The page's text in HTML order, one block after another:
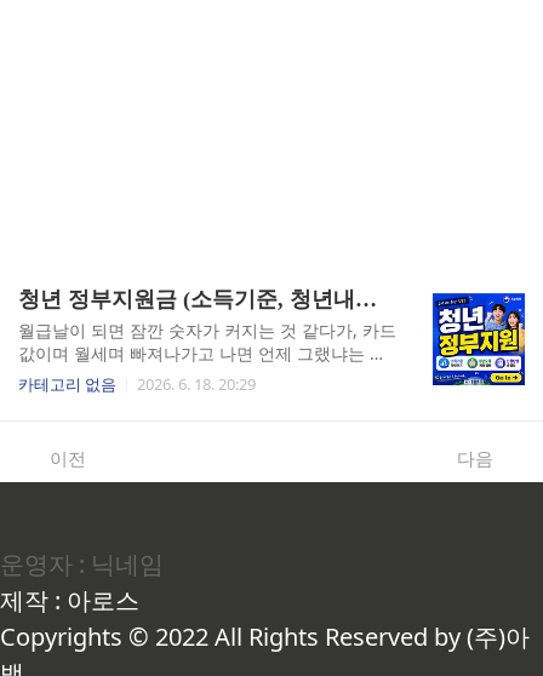
청년 정부지원금 (소득기준, 청년내일저축계좌, 신청방법)
월급날이 되면 잠깐 숫자가 커지는 것 같다가, 카드
값이며 월세며 빠져나가고 나면 언제 그랬냐는 듯
통장이 제자리로 돌아옵니다. 저도 몇 년간 그 루틴
을 반복하면서, 이게 내 지출 습관 문제인지 그냥
축계좌 신청 안 했어?"가 계기가 됐습니다. 그전까
이후로 청년 대상 지원금을 꽤 꼼꼼하게 뜯어보게
됐습니다. 이 글은 그 과정에서 직접 확인하고 신청
까지 해본 경험을 바탕으로 씁니다.왜 소득이 있어
도 청년지원금 신청이 가능한가많은 분들이 "나는
직장 다니니까 해당 안 ..
카테고리 없음 2026. 6. 18. 20:29
이전 다음
운영자 : 닉네임
제작 : 아로스
Copyrights © 2022 All Rights Reserved by (주)아